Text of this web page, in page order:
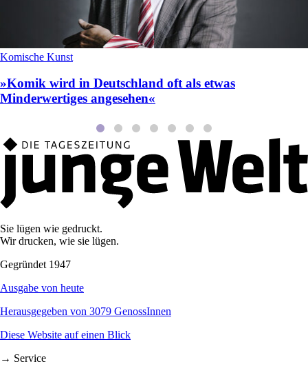
Komische Kunst
»Komik wird in Deutschland oft als etwas
Minderwertiges angesehen«
Sie lügen wie gedruckt.
Wir drucken, wie sie lügen.
Gegründet 1947
Ausgabe von heute
Herausgegeben von 3079 GenossInnen
Diese Website auf einen Blick
→ Service